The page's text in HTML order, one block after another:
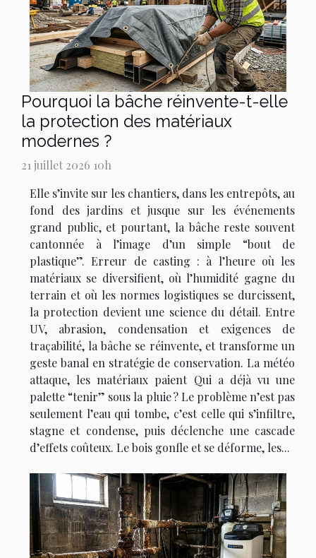
Pourquoi la bâche réinvente-t-elle
la protection des matériaux
modernes ?
21 juillet 2026 10h
Elle s’invite sur les chantiers, dans les entrepôts, au
fond des jardins et jusque sur les événements
grand public, et pourtant, la bâche reste souvent
cantonnée à l’image d’un simple “bout de
plastique”. Erreur de casting : à l’heure où les
matériaux se diversifient, où l’humidité gagne du
terrain et où les normes logistiques se durcissent,
la protection devient une science du détail. Entre
UV, abrasion, condensation et exigences de
traçabilité, la bâche se réinvente, et transforme un
geste banal en stratégie de conservation. La météo
attaque, les matériaux paient Qui a déjà vu une
palette “tenir” sous la pluie ? Le problème n’est pas
seulement l’eau qui tombe, c’est celle qui s’infiltre,
stagne et condense, puis déclenche une cascade
d’effets coûteux. Le bois gonfle et se déforme, les...